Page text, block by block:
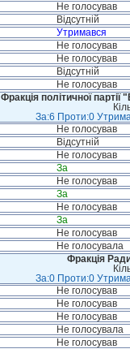
Не голосував
Відсутній
Утримався
Не голосував
Не голосував
Відсутній
Не голосував
Фракція політичної
За:6 Проти:0
Не голосував
Відсутній
Не голосував
За
Не голосував
За
Не голосував
За
Не голосував
Не голосувала
Фракція
За:0 Проти:0
Не голосував
Не голосував
Не голосував
Не голосувала
Не голосував